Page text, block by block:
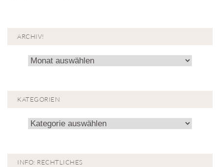
ARCHIV!
Archiv!
KATEGORIEN
Kategorien
INFO: RECHTLICHES